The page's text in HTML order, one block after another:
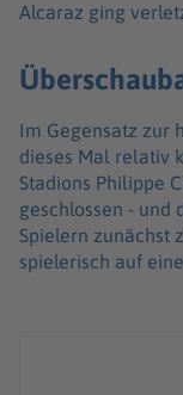
Alcaraz ging
Im Gegensatz zur
dieses Mal relativ
Stadions Philippe
geschlossen - und
Spielern zunächst
spielerisch auf